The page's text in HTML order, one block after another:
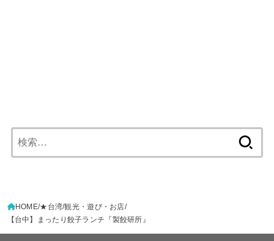
索:
HOME ★台湾 観光・遊び・お店
【台中】まったり餃子ランチ『製餃研所』